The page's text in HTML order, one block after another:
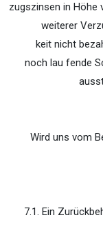
zugszinsen in Höhe
weiterer
keit nicht
noch lau­ fende
Wird uns vom
7.1. Ein